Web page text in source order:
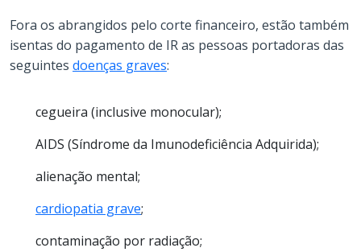
Fora os abrangidos pelo corte financeiro, estão também
isentas do pagamento de IR as pessoas portadoras das
seguintes doenças graves:
cegueira (inclusive monocular);
AIDS (Síndrome da Imunodeficiência Adquirida);
alienação mental;
cardiopatia grave;
contaminação por radiação;